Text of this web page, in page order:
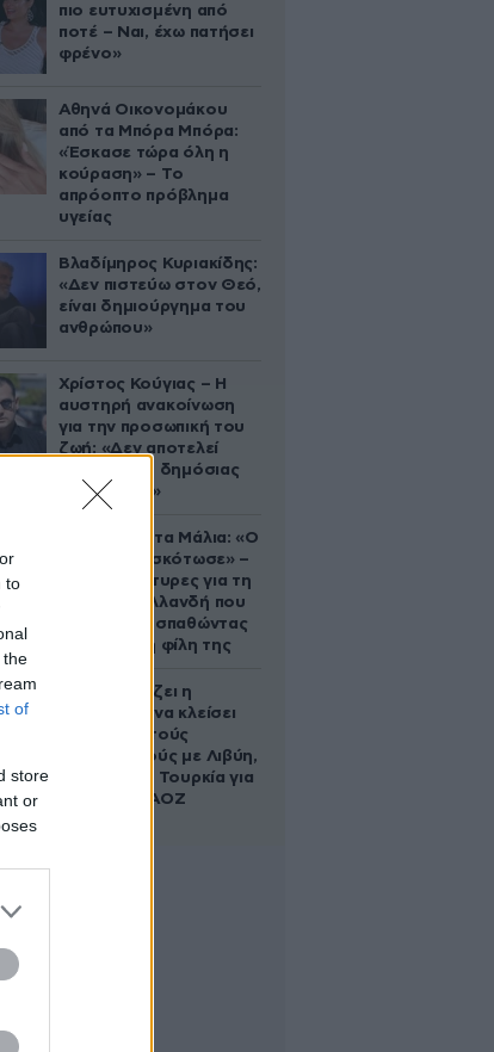
to
the
of
store
or
πιο ευτυχισμένη από
ποτέ – Ναι, έχω πατήσει
φρένο»
Αθηνά Οικονομάκου
από τα Μπόρα Μπόρα:
«Έσκασε τώρα όλη η
κούραση» – Το
απρόοπτο πρόβλημα
υγείας
Βλαδίμηρος Κυριακίδης:
«Δεν πιστεύω στον Θεό,
είναι δημιούργημα του
ανθρώπου»
Χρίστος Κούγιας – Η
αυστηρή ανακοίνωση
για την προσωπική του
ζωή: «Δεν αποτελεί
αντικείμενο δημόσιας
συζήτησης»
Τραγωδία στα Μάλια: «Ο
πανικός τη σκότωσε» –
Τι λένε μάρτυρες για τη
42χρονη Ολλανδή που
πνίγηκε προσπαθώντας
να σώσει τη φίλη της
Πώς σχεδιάζει η
κυβέρνηση να κλείσει
τους ανοιχτούς
λογαριασμούς με Λιβύη,
Αλβανία και Τουρκία για
τη χάραξη ΑΟΖ